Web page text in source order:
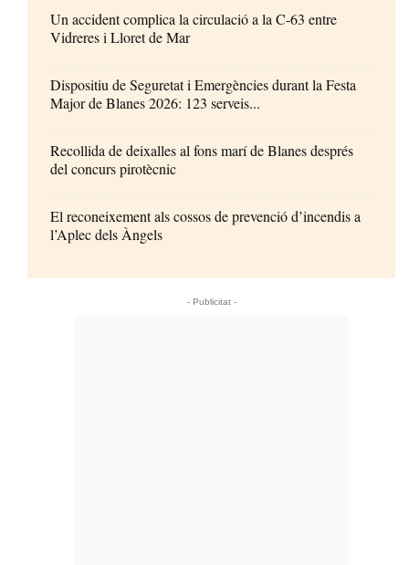
Un accident complica la circulació a la C-63 entre
Vidreres i Lloret de Mar
Dispositiu de Seguretat i Emergències durant la Festa
Major de Blanes 2026: 123 serveis...
Recollida de deixalles al fons marí de Blanes després
del concurs pirotècnic
El reconeixement als cossos de prevenció d’incendis a
l’Aplec dels Àngels
- Publicitat -